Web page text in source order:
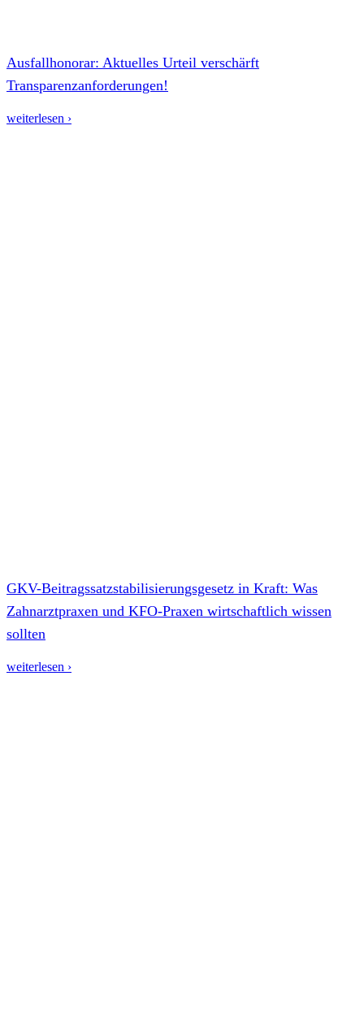
Ausfallhonorar: Aktuelles Urteil verschärft
Transparenzanforderungen!
weiterlesen ›
GKV-Beitragssatzstabilisierungsgesetz in Kraft: Was
Zahnarztpraxen und KFO-Praxen wirtschaftlich wissen
sollten
weiterlesen ›